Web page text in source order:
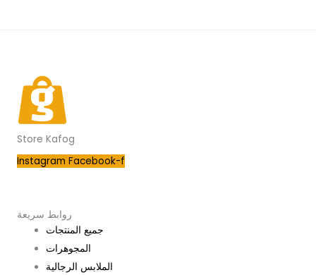
Store Kafog
Instagram Facebook-f
روابط سريعة
جميع المنتجات
المجوهرات
الملابس الرجالية